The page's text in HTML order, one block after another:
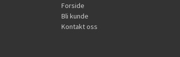
Forside
Bli kunde
Kontakt oss